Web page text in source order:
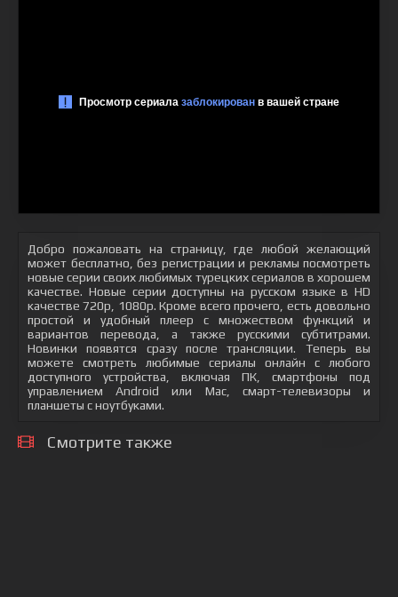
Добро пожаловать на страницу, где любой желающий
может бесплатно, без регистрации и рекламы посмотреть
новые серии своих любимых турецких сериалов в хорошем
качестве. Новые серии доступны на русском языке в HD
качестве 720p, 1080p. Кроме всего прочего, есть довольно
простой и удобный плеер с множеством функций и
вариантов перевода, а также русскими субтитрами.
Новинки появятся сразу после трансляции. Теперь вы
можете смотреть любимые сериалы онлайн с любого
доступного устройства, включая ПК, смартфоны под
управлением Android или Mac, смарт-телевизоры и
планшеты с ноутбуками.
Смотрите также